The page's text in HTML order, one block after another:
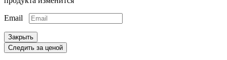
Email
Закрыть
Следить за ценой